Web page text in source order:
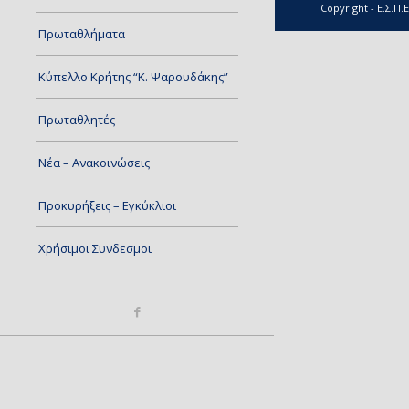
Πρωταθλήματα
Κύπελλο Κρήτης “Κ. Ψαρουδάκης”
Πρωταθλητές
Νέα – Ανακοινώσεις
Προκυρήξεις – Εγκύκλιοι
Χρήσιμοι Συνδεσμοι
Copyright -